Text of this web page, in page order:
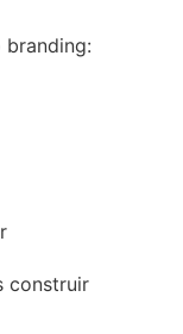
construir